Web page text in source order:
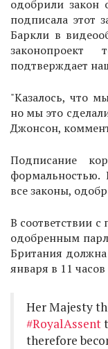
одобрили закон
подписала этот
Баркли в
подтверждает
"Казалось, что
но мы это
Джонсон,
Подписание
формальностью.
все законы,
В соответствии
одобренным
Британия
января в 11 часов
Her Majesty
#RoyalAssent
therefore